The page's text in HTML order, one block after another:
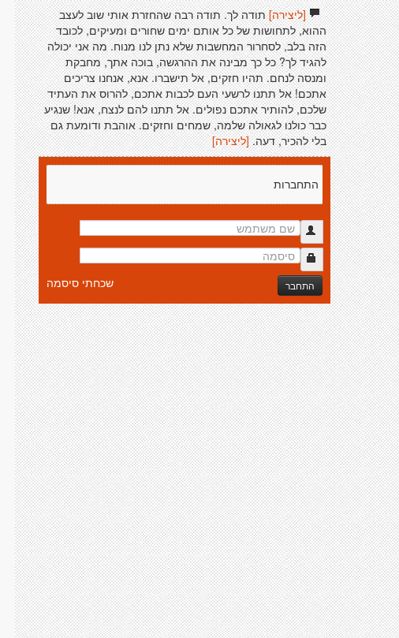
[ליצירה]תודה לך. תודה רבה שהחזרת אותי שוב לעצב
ההוא, לתחושות של כל אותם ימים שחורים ומעיקים, לכובד
הזה בלב, לסחרור המחשבות שלא נתן לנו מנוח. מה אני יכולה
להגיד לך? כל כך מבינה את ההרגשה, בוכה אתך, מחבקת
ומנסה לנחם. תהיו חזקים, אל תישברו. אנא, אנחנו צריכים
אתכם! אל תתנו לרשעי העם לכבות אתכם, להרוס את העתיד
שלכם, להותיר אתכם נפולים. אל תתנו להם לנצח, אנא! שנגיע
כבר כולנו לגאולה שלמה, שמחים וחזקים. אוהבת ודומעת גם
בלי להכיר, דעה. [ליצירה]
התחברות
התחבר שכחתי סיסמה